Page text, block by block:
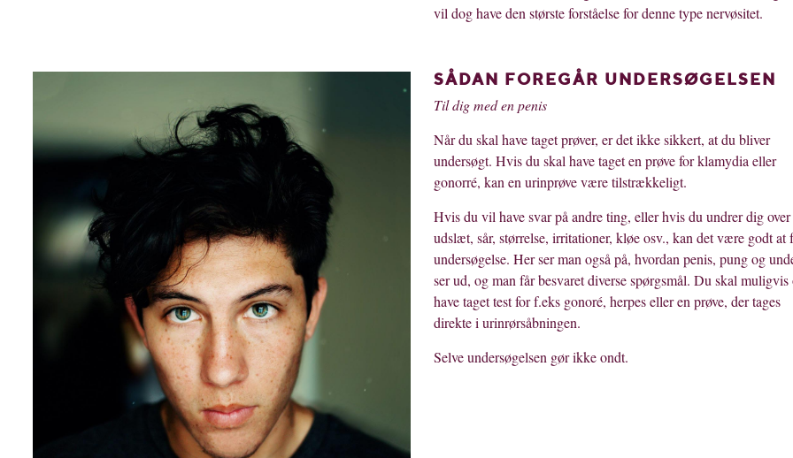
vil dog have den største forståelse for denne type nervøsitet.
SÅDAN FOREGÅR UNDERSØGELSEN
Til dig med en penis
Når du skal have taget prøver, er det ikke sikkert, at du bliver
undersøgt. Hvis du skal have taget en prøve for klamydia eller
gonorré, kan en urinprøve være tilstrækkeligt.
Hvis du vil have svar på andre ting, eller hvis du undrer dig over
udslæt, sår, størrelse, irritationer, kløe osv., kan det være godt at
undersøgelse. Her ser man også på, hvordan penis, pung og
ser ud, og man får besvaret diverse spørgsmål. Du skal muligvis
have taget test for f.eks gonoré, herpes eller en prøve, der tages
direkte i urinrørsåbningen.
Selve undersøgelsen gør ikke ondt.